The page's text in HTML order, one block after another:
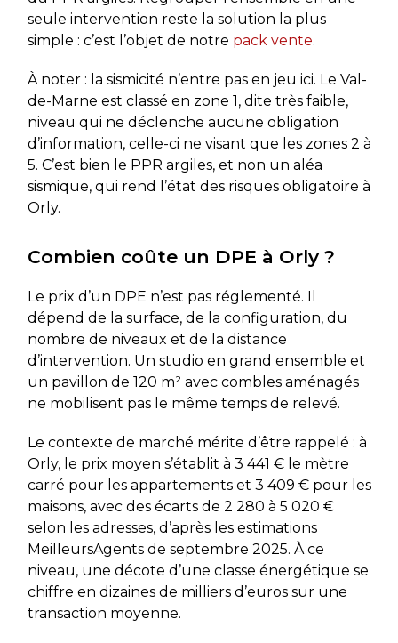
seule intervention reste la solution la plus
simple : c’est l’objet de notre pack vente.
À noter : la sismicité n’entre pas en jeu ici. Le Val-
de-Marne est classé en zone 1, dite très faible,
niveau qui ne déclenche aucune obligation
d’information, celle-ci ne visant que les zones 2 à
5. C’est bien le PPR argiles, et non un aléa
sismique, qui rend l’état des risques obligatoire à
Orly.
Combien coûte un DPE à Orly ?
Le prix d’un DPE n’est pas réglementé. Il
dépend de la surface, de la configuration, du
nombre de niveaux et de la distance
d’intervention. Un studio en grand ensemble et
un pavillon de 120 m² avec combles aménagés
ne mobilisent pas le même temps de relevé.
Le contexte de marché mérite d’être rappelé : à
Orly, le prix moyen s’établit à 3 441 € le mètre
carré pour les appartements et 3 409 € pour les
maisons, avec des écarts de 2 280 à 5 020 €
selon les adresses, d’après les estimations
MeilleursAgents de septembre 2025. À ce
niveau, une décote d’une classe énergétique se
chiffre en dizaines de milliers d’euros sur une
transaction moyenne.